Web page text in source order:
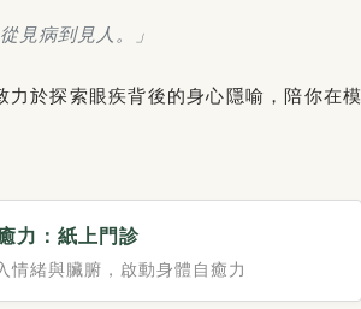
見病到見人。」
於探索眼疾背後的身心隱喻，陪你在模
力：紙上門診
情緒與臟腑，啟動身體自癒力